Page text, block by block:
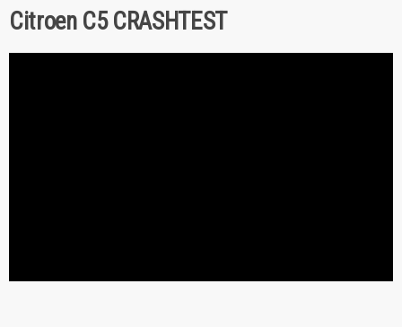
Citroen C5 CRASHTEST